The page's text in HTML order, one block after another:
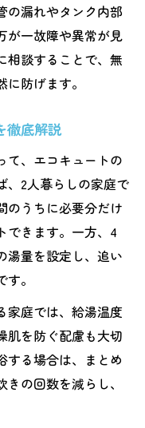
の漏れやタンク内部
が一故障や異常が見
相談することで、無
防げます。
徹底解説
て、エコキュートの
、2人暮らしの家庭で
のうちに必要分だけ
できます。一方、4
湯量を設定し、追い
。
家庭では、給湯温度
肌を防ぐ配慮も大切
する場合は、まとめ
の回数を減らし、